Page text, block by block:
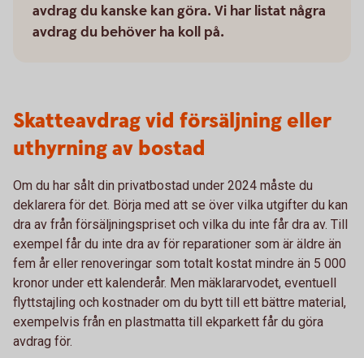
avdrag du kanske kan göra. Vi har listat några
avdrag du behöver ha koll på.
Skatteavdrag vid försäljning eller
uthyrning av bostad
Om du har sålt din privatbostad under 2024 måste du
deklarera för det. Börja med att se över vilka utgifter du kan
dra av från försäljningspriset och vilka du inte får dra av. Till
exempel får du inte dra av för reparationer som är äldre än
fem år eller renoveringar som totalt kostat mindre än 5 000
kronor under ett kalenderår. Men mäklararvodet, eventuell
flyttstajling och kostnader om du bytt till ett bättre material,
exempelvis från en plastmatta till ekparkett får du göra
avdrag för.